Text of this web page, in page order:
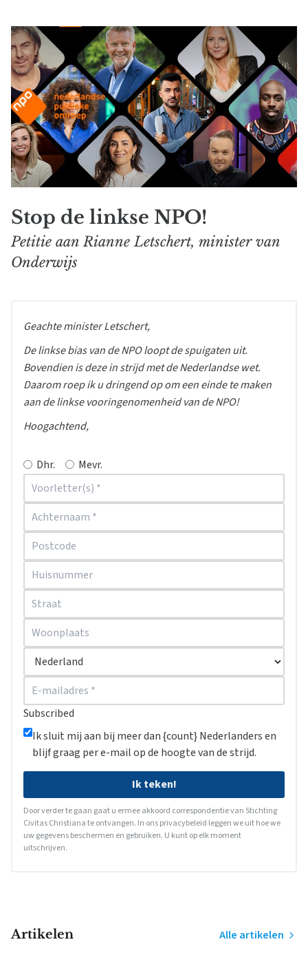
Stop de linkse NPO!
Petitie aan Rianne Letschert, minister van
Onderwijs
Geachte minister Letschert,
De linkse bias van de NPO loopt de spuigaten uit.
Bovendien is deze in strijd met de Nederlandse wet.
Daarom roep ik u dringend op om een einde te maken
aan de linkse vooringenomenheid van de NPO!
Hoogachtend,
Dhr. Mevr.
Subscribed
Ik sluit mij aan bij meer dan {count} Nederlanders en
blijf graag per e-mail op de hoogte van de strijd.
Ik teken!
Door verder te gaan gaat u ermee akkoord correspondentie van Stichting
Civitas Christiana te ontvangen. In onsprivacybeleid leggen we uit hoe we
uw gegevens beschermen en gebruiken. U kunt op elk moment
uitschrijven.
Artikelen Alle artikelen